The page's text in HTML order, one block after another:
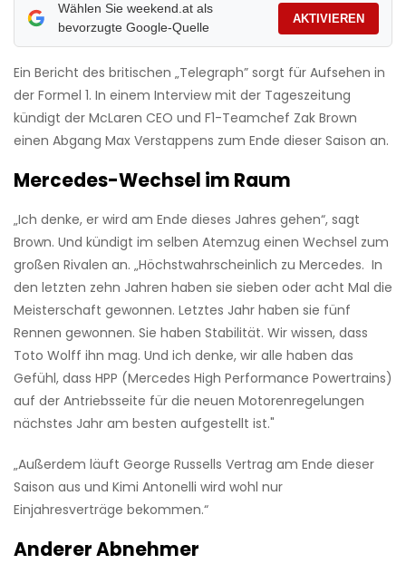
Wählen Sie weekend.at als
bevorzugte Google-Quelle
AKTIVIEREN
Ein Bericht des britischen „Telegraph” sorgt für Aufsehen in
der Formel 1. In einem Interview mit der Tageszeitung
kündigt der McLaren CEO und F1-Teamchef Zak Brown
einen Abgang Max Verstappens zum Ende dieser Saison an.
Mercedes-Wechsel im Raum
„Ich denke, er wird am Ende dieses Jahres gehen“, sagt
Brown. Und kündigt im selben Atemzug einen Wechsel zum
großen Rivalen an. „Höchstwahrscheinlich zu Mercedes. In
den letzten zehn Jahren haben sie sieben oder acht Mal die
Meisterschaft gewonnen. Letztes Jahr haben sie fünf
Rennen gewonnen. Sie haben Stabilität. Wir wissen, dass
Toto Wolff ihn mag. Und ich denke, wir alle haben das
Gefühl, dass HPP (Mercedes High Performance Powertrains)
auf der Antriebsseite für die neuen Motorenregelungen
nächstes Jahr am besten aufgestellt ist."
„Außerdem läuft George Russells Vertrag am Ende dieser
Saison aus und Kimi Antonelli wird wohl nur
Einjahresverträge bekommen.“
Anderer Abnehmer